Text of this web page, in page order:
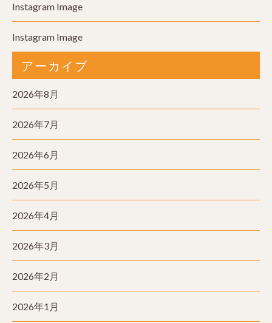
Instagram Image
Instagram Image
アーカイブ
2026年8月
2026年7月
2026年6月
2026年5月
2026年4月
2026年3月
2026年2月
2026年1月